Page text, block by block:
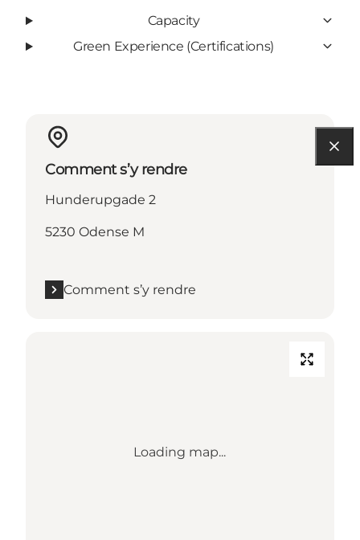
Capacity
Green Experience (Certifications)
Comment s’y rendre
Hunderupgade 2
5230 Odense M
Comment s’y rendre
Loading map...